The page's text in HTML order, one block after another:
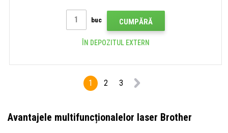
buc CUMPĂRĂ
ÎN DEPOZITUL EXTERN
1 2 3
Avantajele multifuncționalelor laser Brother